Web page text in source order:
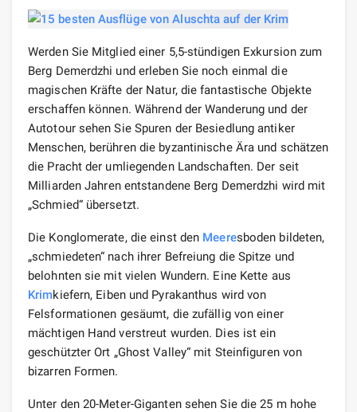
Werden Sie Mitglied einer 5,5-stündigen Exkursion zum
Berg Demerdzhi und erleben Sie noch einmal die
magischen Kräfte der Natur, die fantastische Objekte
erschaffen können. Während der Wanderung und der
Autotour sehen Sie Spuren der Besiedlung antiker
Menschen, berühren die byzantinische Ära und schätzen
die Pracht der umliegenden Landschaften. Der seit
Milliarden Jahren entstandene Berg Demerdzhi wird mit
„Schmied“ übersetzt.
Die Konglomerate, die einst den Meeresboden bildeten,
„schmiedeten“ nach ihrer Befreiung die Spitze und
belohnten sie mit vielen Wundern. Eine Kette aus
Krimkiefern, Eiben und Pyrakanthus wird von
Felsformationen gesäumt, die zufällig von einer
mächtigen Hand verstreut wurden. Dies ist ein
geschützter Ort „Ghost Valley“ mit Steinfiguren von
bizarren Formen.
Unter den 20-Meter-Giganten sehen Sie die 25 m hohe